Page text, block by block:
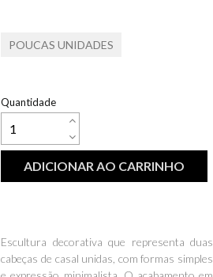
POUCAS UNIDADES
Quantidade
ADICIONAR AO CARRINHO
Escultura decorativa que representa duas
cabeças de casal unidas, com formas simples